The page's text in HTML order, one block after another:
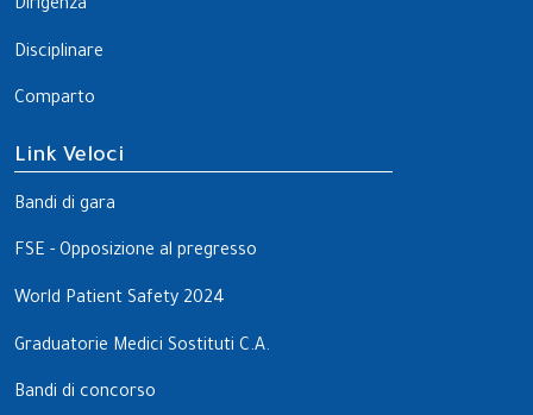
Dirigenza
Disciplinare
Comparto
Link Veloci
Bandi di gara
FSE - Opposizione al pregresso
World Patient Safety 2024
Graduatorie Medici Sostituti C.A.
Bandi di concorso